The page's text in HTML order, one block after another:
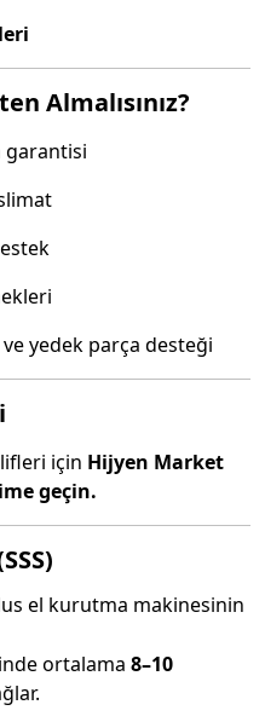
Almalısınız?
yedek parça desteği
için Hijyen Market
geçin.
el kurutma makinesinin
ortalama 8–10